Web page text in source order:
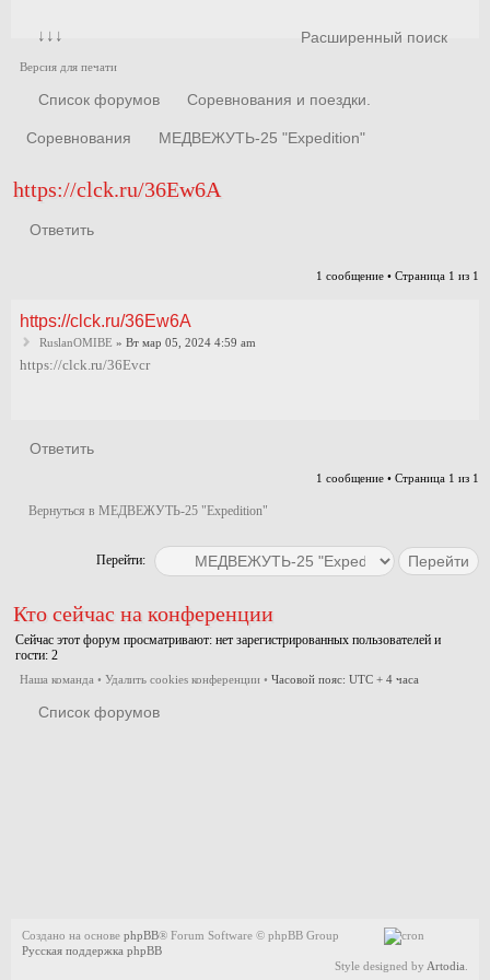
↓↓↓ Расширенный поиск
Версия для печати
Список форумов Соревнования и поездки.
Соревнования МЕДВЕЖУТЬ-25 "Expedition"
https://clck.ru/36Ew6A
Ответить
1 сообщение • Страница 1 из 1
https://clck.ru/36Ew6A
RuslanOMIBE » Вт мар 05, 2024 4:59 am
https://clck.ru/36Evcr
Ответить
1 сообщение • Страница 1 из 1
Вернуться в МЕДВЕЖУТЬ-25 "Expedition"
Перейти:
Кто сейчас на конференции
Сейчас этот форум просматривают: нет зарегистрированных пользователей и
гости: 2
Наша команда • Удалить cookies конференции • Часовой пояс: UTC + 4 часа
Список форумов
Создано на основе phpBB® Forum Software © phpBB Group
Русская поддержка phpBB
Style designed by Artodia